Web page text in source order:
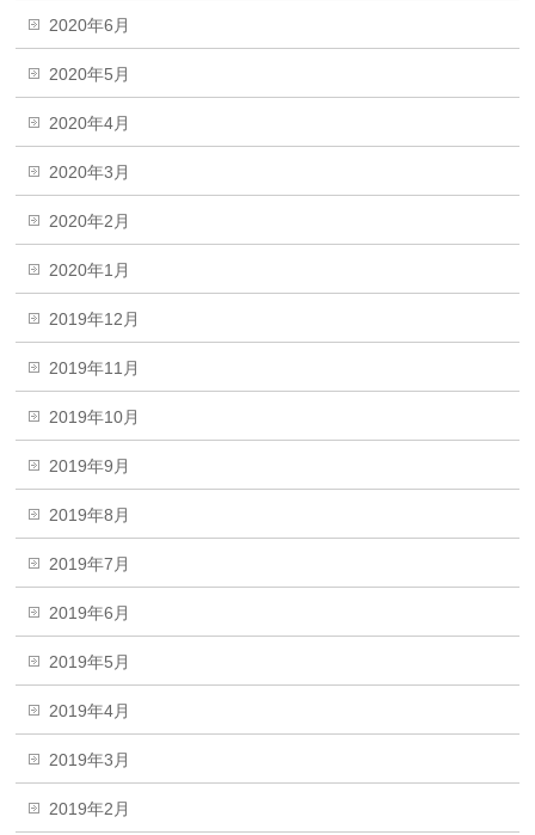
2020年6月
2020年5月
2020年4月
2020年3月
2020年2月
2020年1月
2019年12月
2019年11月
2019年10月
2019年9月
2019年8月
2019年7月
2019年6月
2019年5月
2019年4月
2019年3月
2019年2月